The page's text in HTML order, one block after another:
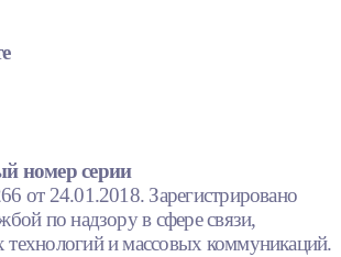
номер серии
24.01.2018. Зарегистрировано
по надзору в сфере связи,
и массовых коммуникаций.